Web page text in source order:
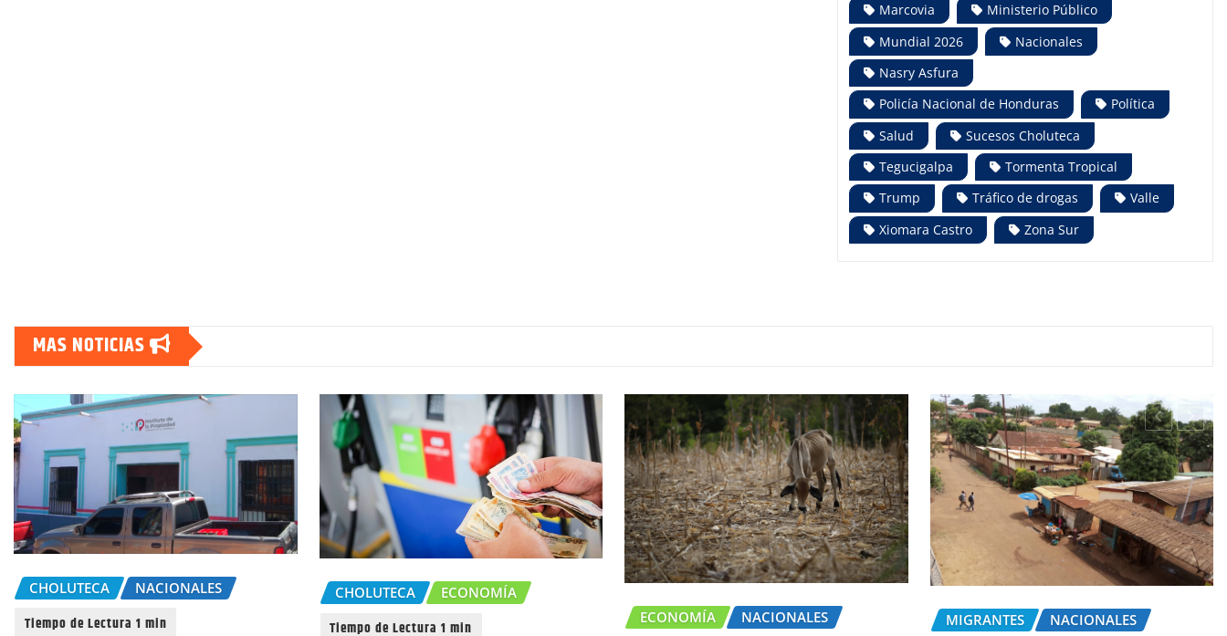
Marcovia
Ministerio Público
Mundial 2026
Nacionales
Nasry Asfura
Policía Nacional de Honduras
Política
Salud
Sucesos Choluteca
Tegucigalpa
Tormenta Tropical
Trump
Tráfico de drogas
Valle
Xiomara Castro
Zona Sur
MAS NOTICIAS
CHOLUTECA NACIONALES CHOLUTECA ECONOMÍA
ECONOMÍA NACIONALES MIGRANTES NACIONALES